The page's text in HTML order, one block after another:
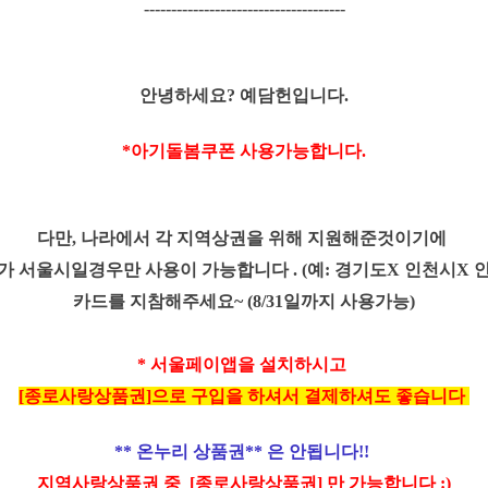
-------------------------------------
안녕하세요? 예담헌입니다.
*아기돌봄쿠폰 사용가능합니다.
다만, 나라에서 각 지역상권을 위해 지원해준것이기에
서울시일경우만 사용이 가능합니다 . (예: 경기도X 인천시X
카드를 지참해주세요~ (8/31일까지 사용가능)
* 서울페이앱을 설치하시고
[종로사랑상품권]으로 구입을 하셔서 결제하셔도 좋습니다
** 온누리 상품권** 은 안됩니다!!
지역사랑상품권 중 [종로사랑상품권] 만 가능합니다 :)